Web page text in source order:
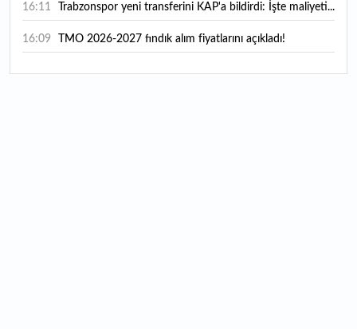
16:11 Trabzonspor yeni transferini KAP'a bildirdi: İşte maliyeti...
16:09 TMO 2026-2027 fındık alım fiyatlarını açıkladı!